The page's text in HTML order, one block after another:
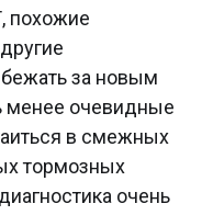
похожие
за новым
менее очевидные
в смежных
тормозных
очень